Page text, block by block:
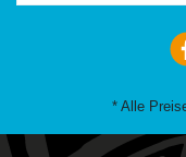
* Alle